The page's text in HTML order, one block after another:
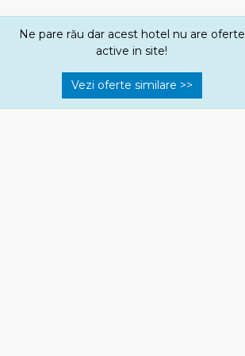
Ne pare rău dar acest hotel nu are oferte
active in site!
Vezi oferte similare >>